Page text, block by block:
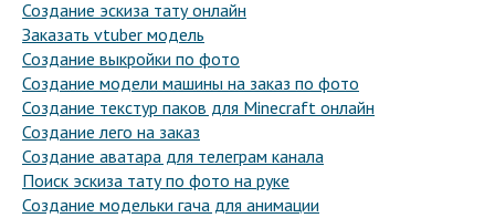
Создание эскиза тату онлайн
Заказать vtuber модель
Создание выкройки по фото
Создание модели машины на заказ по фото
Создание текстур паков для Minecraft онлайн
Создание лего на заказ
Создание аватара для телеграм канала
Поиск эскиза тату по фото на руке
Создание модельки гача для анимации